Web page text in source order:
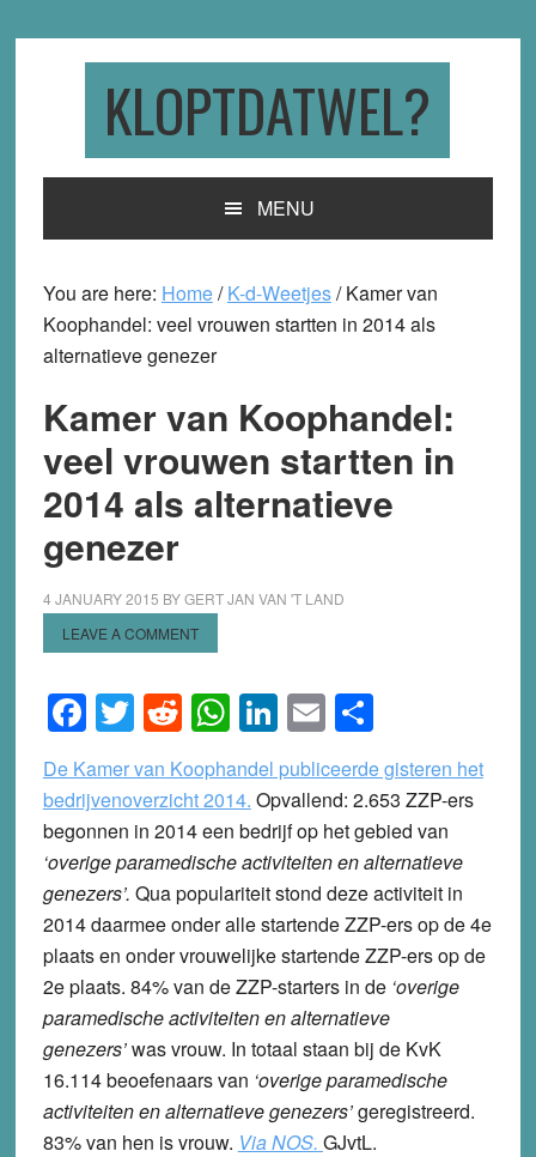
KLOPTDATWEL?
MENU
You are here: Home/ K-d-Weetjes/Kamer van
Koophandel: veel vrouwen startten in 2014 als
alternatieve genezer
Kamer van Koophandel:
veel vrouwen startten in
2014 als alternatieve
genezer
4 JANUARY 2015 BYGERT JAN VAN 'T LAND
LEAVE A COMMENT
Facebook
Twitter
Reddit
WhatsApp
LinkedIn
EmailShare
De Kamer van Koophandel publiceerde gisteren het
bedrijvenoverzicht 2014. Opvallend: 2.653 ZZP-ers
begonnen in 2014 een bedrijf op het gebied van
‘overige paramedische activiteiten en alternatieve
genezers’. Qua populariteit stond deze activiteit in
2014 daarmee onder alle startende ZZP-ers op de 4e
plaats en onder vrouwelijke startende ZZP-ers op de
2e plaats. 84% van de ZZP-starters in de ‘overige
paramedische activiteiten en alternatieve
genezers’was vrouw. In totaal staan bij de KvK
16.114 beoefenaars van ‘overige paramedische
activiteiten en alternatieve genezers’geregistreerd.
83% van hen is vrouw. Via NOS. GJvtL.